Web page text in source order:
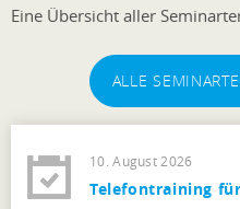
Eine Übersicht aller
ALLE
10. August 2026
Telefontraining